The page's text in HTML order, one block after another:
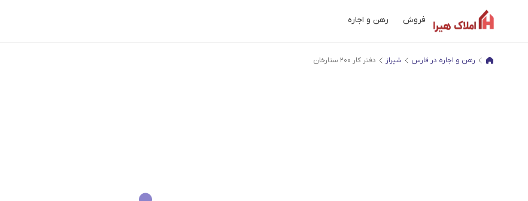
فروش رهن و اجاره
رهن و اجاره در فارس شیراز دفتر کار 200 ستارخان